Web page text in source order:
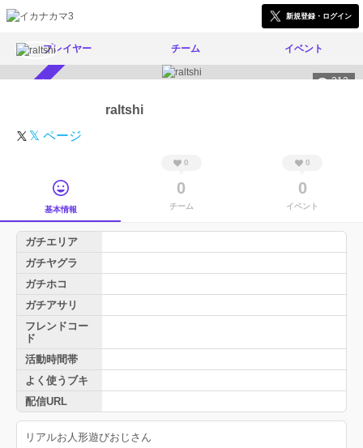
新規登録・ログイン
プレイヤー チーム イベント
212
raltshi
𝕏 ページ
基本情報
0
0
チーム
0
0
イベント
ガチエリア
ガチヤグラ
ガチホコ
ガチアサリ
フレンドコー
ド
活動時間帯
よく使うブキ
配信URL
リアルお人形遊びおじさん